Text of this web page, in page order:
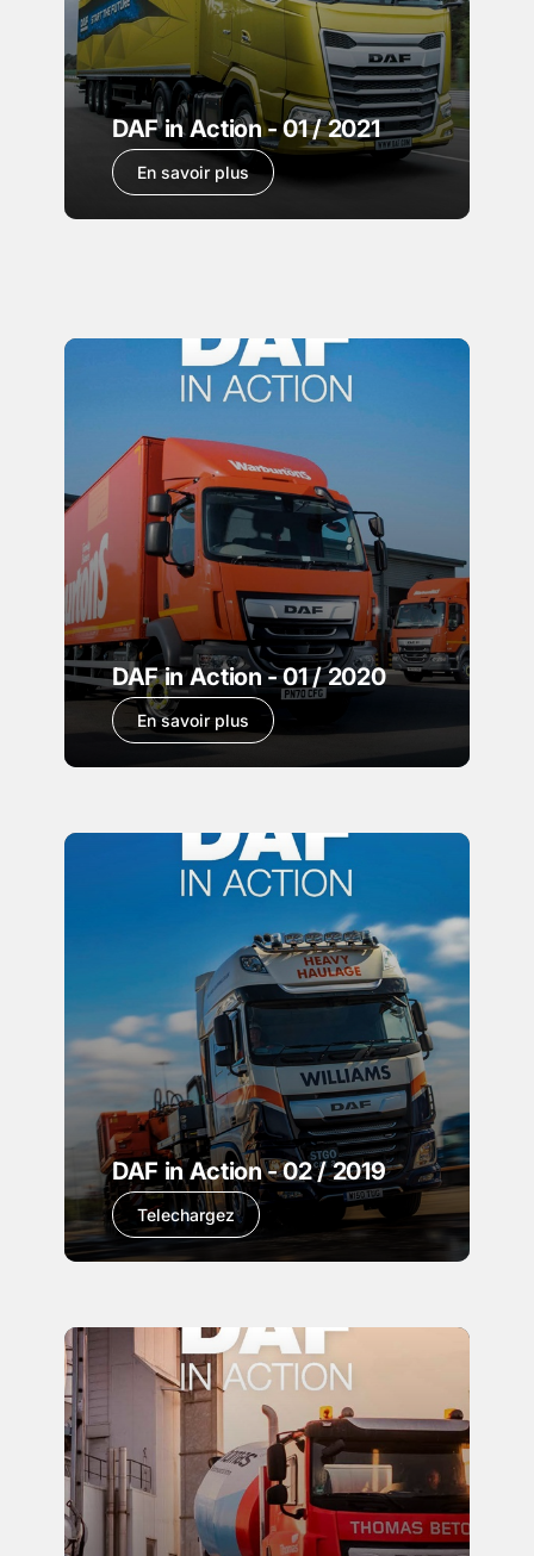
DAF in Action - 01 / 2021
En savoir plus
DAF in Action - 01 / 2020
En savoir plus
DAF in Action - 02 / 2019
Telechargez